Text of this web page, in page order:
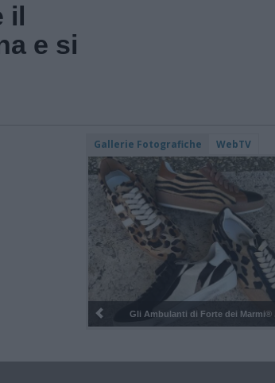
e si
Gallerie Fotografiche WebTV
di Forte dei Marmi® ... Pulizia del bosco